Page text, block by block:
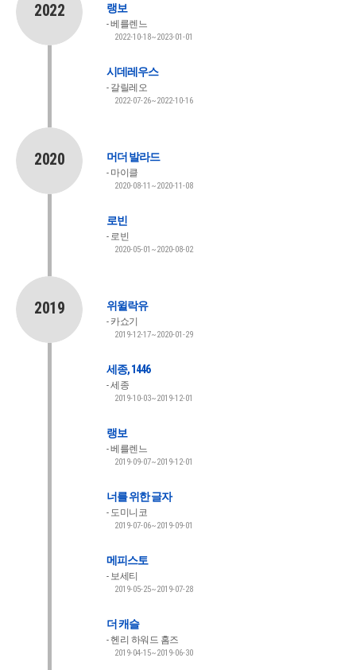
2022 랭보
베를렌느
2022-10-18~2023-01-01
시데레우스
갈릴레오
2022-07-26~2022-10-16
2020 머더 발라드
마이클
2020-08-11~2020-11-08
로빈
로빈
2020-05-01~2020-08-02
2019 위윌락유
카쇼기
2019-12-17~2020-01-29
세종, 1446
세종
2019-10-03~2019-12-01
랭보
베를렌느
2019-09-07~2019-12-01
너를 위한 글자
도미니코
2019-07-06~2019-09-01
메피스토
보세티
2019-05-25~2019-07-28
더 캐슬
헨리 하워드 홈즈
2019-04-15~2019-06-30